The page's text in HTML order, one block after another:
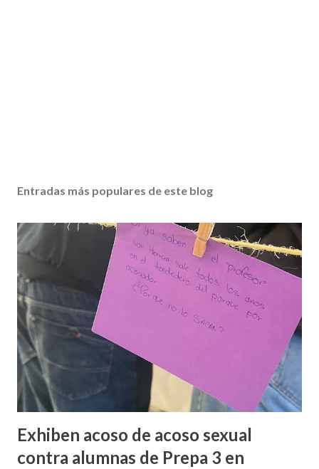
Entradas más populares de este blog
Exhiben acoso de acoso sexual
contra alumnas de Prepa 3 en